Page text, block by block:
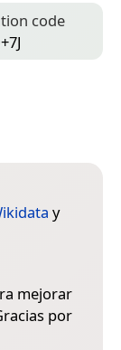
code
y
mejorar
por